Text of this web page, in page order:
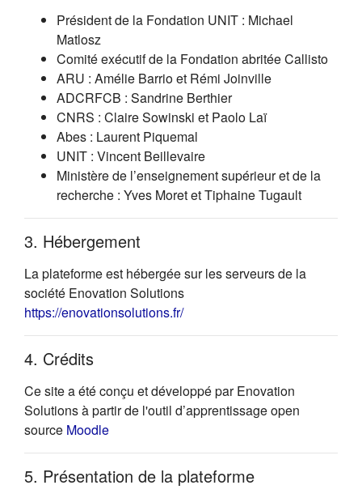
Président de la Fondation UNIT : Michael
Matlosz
Comité exécutif de la Fondation abritée Callisto
ARU : Amélie Barrio et Rémi Joinville
ADCRFCB : Sandrine Berthier
CNRS : Claire Sowinski et Paolo Laï
Abes : Laurent Piquemal
UNIT : Vincent Beillevaire
Ministère de l’enseignement supérieur et de la
recherche : Yves Moret et Tiphaine Tugault
3. Hébergement
La plateforme est hébergée sur les serveurs de la
société Enovation Solutions
https://enovationsolutions.fr/(s'ouvre dans un nouvel onglet)
4. Crédits
Ce site a été conçu et développé par Enovation
Solutions à partir de l'outil d’apprentissage open
source Moodle(s'ouvre dans un nouvel onglet)
5. Présentation de la plateforme